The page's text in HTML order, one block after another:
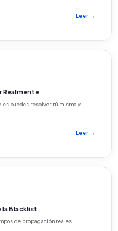
Leer →
Realmente
puedes resolver tú mismo y
Leer →
la Blacklist
de propagación reales.